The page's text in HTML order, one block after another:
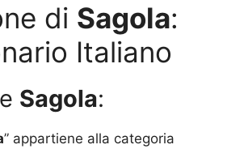
di Sagola:
Italiano
Sagola:
” appartiene alla categoria